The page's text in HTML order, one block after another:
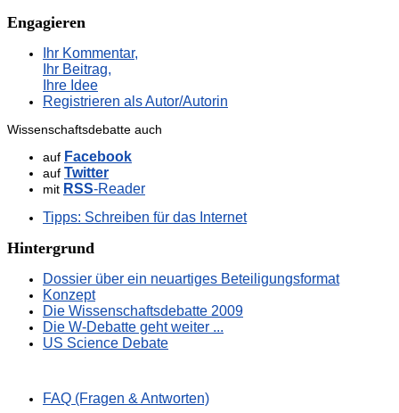
Engagieren
Ihr Kommentar,
Ihr Beitrag,
Ihre Idee
Registrieren als Autor/Autorin
Wissenschaftsdebatte auch
auf Facebook
auf Twitter
mit RSS-Reader
Tipps: Schreiben für das Internet
Hintergrund
Dossier über ein neuartiges Beteiligungsformat
Konzept
Die Wissenschaftsdebatte 2009
Die W-Debatte geht weiter ...
US Science Debate
FAQ (Fragen & Antworten)